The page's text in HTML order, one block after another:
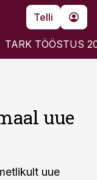
Telli
TARK TÖÖSTUS
uue
uue